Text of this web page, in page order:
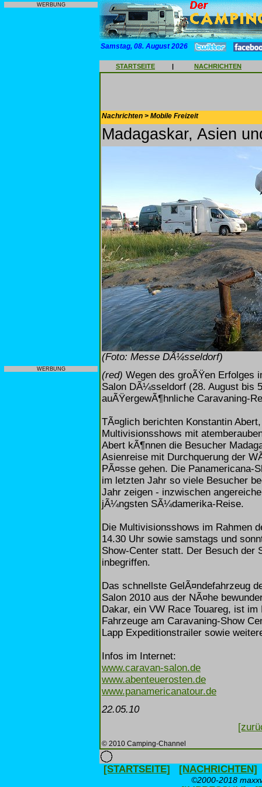
WERBUNG
WERBUNG
Samstag, 08. August 2026
STARTSEITE | NACHRICHTEN
Nachrichten > Mobile Freizeit
Madagaskar, Asien
(Foto: Messe DÃ¼sseldorf)
(red) Wegen des groÃŸen Erfolges
Salon DÃ¼sseldorf (28. August bis
auÃŸergewÃ¶hnliche Caravaning-
TÃ¤glich berichten Konstantin
Multivisionsshows mit
Abert kÃ¶nnen die Besucher
Asienreise mit Durchquerung der
PÃ¤sse gehen. Die Panamericana-
im letzten Jahr so viele Besucher
Jahr zeigen - inzwischen
jÃ¼ngsten SÃ¼damerika-Reise.
Die Multivisionsshows im Rahmen
14.30 Uhr sowie samstags und
Show-Center statt. Der Besuch
inbegriffen.
Das schnellste GelÃ¤ndefahrzeug
Salon 2010 aus der NÃ¤he
Dakar, ein VW Race Touareg, ist
Fahrzeuge am Caravaning-Show
Lapp Expeditionstrailer sowie
Infos im Internet:
www.caravan-salon.de
www.abenteuerosten.de
www.panamericanatour.de
22.05.10
© 2010 Camping-Channel
[STARTSEITE] [NACHRICHTEN]
©2000-2018